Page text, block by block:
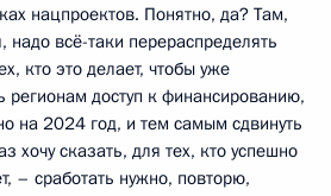
нацпроектов. Понятно, да? Там,
надо всё-таки перераспределять
кто это делает, чтобы уже
регионам доступ к финансированию,
на 2024 год, и тем самым сдвинуть
хочу сказать, для тех, кто успешно
– сработать нужно, повторю,